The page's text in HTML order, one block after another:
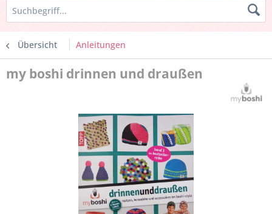
Übersicht Anleitungen
my boshi drinnen und draußen